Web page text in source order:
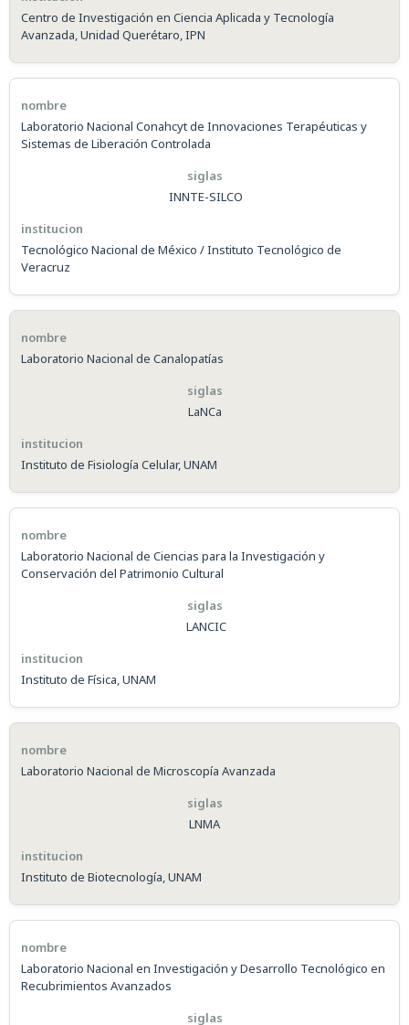
Centro de Investigación en Ciencia Aplicada y Tecnología
Avanzada, Unidad Querétaro, IPN
Laboratorio Nacional Conahcyt de Innovaciones Terapéuticas y
Sistemas de Liberación Controlada
INNTE-SILCO
Tecnológico Nacional de México / Instituto Tecnológico de
Veracruz
Laboratorio Nacional de Canalopatías
LaNCa
Instituto de Fisiología Celular, UNAM
Laboratorio Nacional de Ciencias para la Investigación y
Conservación del Patrimonio Cultural
LANCIC
Instituto de Física, UNAM
Laboratorio Nacional de Microscopía Avanzada
LNMA
Instituto de Biotecnología, UNAM
Laboratorio Nacional en Investigación y Desarrollo Tecnológico en
Recubrimientos Avanzados